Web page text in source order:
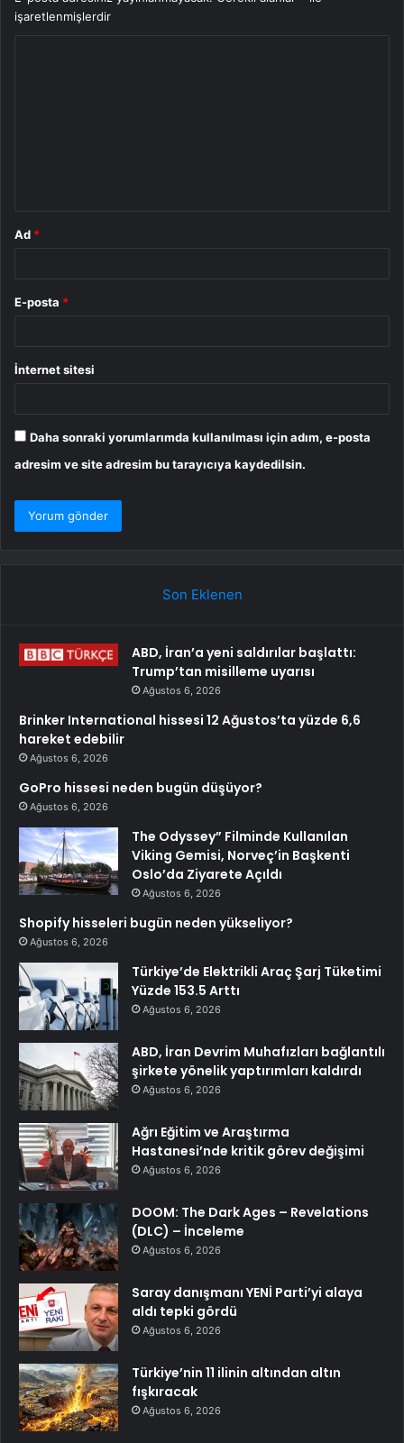
işaretlenmişlerdir
Ad *
E-posta *
İnternet sitesi
Daha sonraki yorumlarımda kullanılması için adım, e-posta
adresim ve site adresim bu tarayıcıya kaydedilsin.
Son Eklenen
ABD, İran’a yeni saldırılar başlattı:
Trump’tan misilleme uyarısı
Ağustos 6, 2026
Brinker International hissesi 12 Ağustos’ta yüzde 6,6
hareket edebilir
Ağustos 6, 2026
GoPro hissesi neden bugün düşüyor?
Ağustos 6, 2026
The Odyssey” Filminde Kullanılan
Viking Gemisi, Norveç’in Başkenti
Oslo’da Ziyarete Açıldı
Ağustos 6, 2026
Shopify hisseleri bugün neden yükseliyor?
Ağustos 6, 2026
Türkiye’de Elektrikli Araç Şarj Tüketimi
Yüzde 153.5 Arttı
Ağustos 6, 2026
ABD, İran Devrim Muhafızları bağlantılı
şirkete yönelik yaptırımları kaldırdı
Ağustos 6, 2026
Ağrı Eğitim ve Araştırma
Hastanesi’nde kritik görev değişimi
Ağustos 6, 2026
DOOM: The Dark Ages – Revelations
(DLC) – İnceleme
Ağustos 6, 2026
Saray danışmanı YENİ Parti’yi alaya
aldı tepki gördü
Ağustos 6, 2026
Türkiye’nin 11 ilinin altından altın
fışkıracak
Ağustos 6, 2026